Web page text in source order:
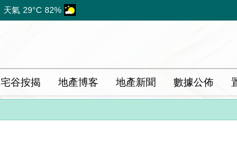
天氣 29°C 82%
宅谷按揭 地產博客 地產新聞 數據公佈